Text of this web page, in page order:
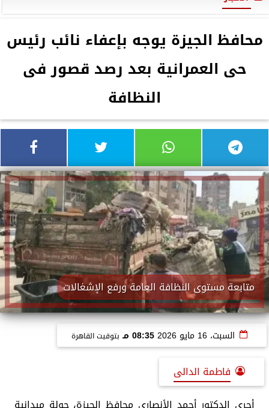
محافظ الجيزة يوجه بإعفاء نائب رئيس
حى العمرانية بعد رصد قصور فى
النظافة
متابعة مستوى النظافة العامة ورفع الإشغالات
السبت، 16 مايو 2026 08:35 مـ بتوقيت القاهرة
فاطمة الدالى